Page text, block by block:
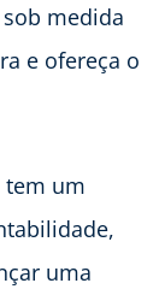
medida
e ofereça o
tem um
uma